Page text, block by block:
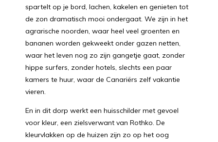
spartelt op je bord, lachen, kakelen en genieten tot
de zon dramatisch mooi ondergaat. We zijn in het
agrarische noorden, waar heel veel groenten en
bananen worden gekweekt onder gazen netten,
waar het leven nog zo zijn gangetje gaat, zonder
hippe surfers, zonder hotels, slechts een paar
kamers te huur, waar de Canariërs zelf vakantie
vieren.
En in dit dorp werkt een huisschilder met gevoel
voor kleur, een zielsverwant van Rothko. De
kleurvlakken op de huizen zijn zo op het oog